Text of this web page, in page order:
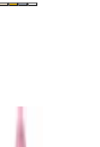
3D-Effekt,